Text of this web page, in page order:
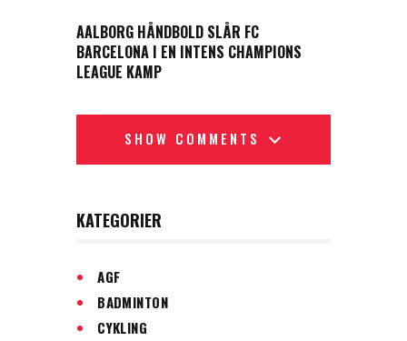
AALBORG HÅNDBOLD SLÅR FC
BARCELONA I EN INTENS CHAMPIONS
LEAGUE KAMP
SHOW COMMENTS
KATEGORIER
AGF
BADMINTON
CYKLING